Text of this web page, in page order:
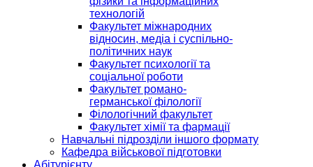
технологій
Факультет міжнародних
відносин, медіа і суспільно-
політичних наук
Факультет психології та
соціальної роботи
Факультет романо-
германської філології
Філологічний факультет
Факультет хімії та фармації
Навчальні підрозділи іншого формату
Кафедра військової підготовки
Абітурієнту